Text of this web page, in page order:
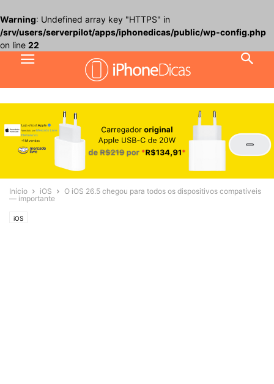
Warning: Undefined array key "HTTPS" in
/srv/users/serverpilot/apps/iphonedicas/public/wp-config.php
on line 22
Início iOS
O iOS 26.5 chegou para todos os dispositivos compatíveis
— importante
iOS